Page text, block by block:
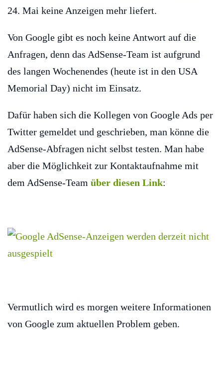
24. Mai keine Anzeigen mehr liefert.
Von Google gibt es noch keine Antwort auf die
Anfragen, denn das AdSense-Team ist aufgrund
des langen Wochenendes (heute ist in den USA
Memorial Day) nicht im Einsatz.
Dafür haben sich die Kollegen von Google Ads per
Twitter gemeldet und geschrieben, man könne die
AdSense-Abfragen nicht selbst testen. Man habe
aber die Möglichkeit zur Kontaktaufnahme mit
dem AdSense-Team über diesen Link:
Vermutlich wird es morgen weitere Informationen
von Google zum aktuellen Problem geben.